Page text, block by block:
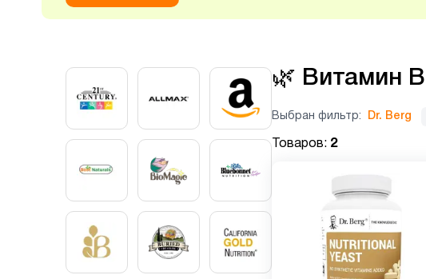
🌿 Витамин B
Выбран фильтр: Dr. Berg
Товаров: 2